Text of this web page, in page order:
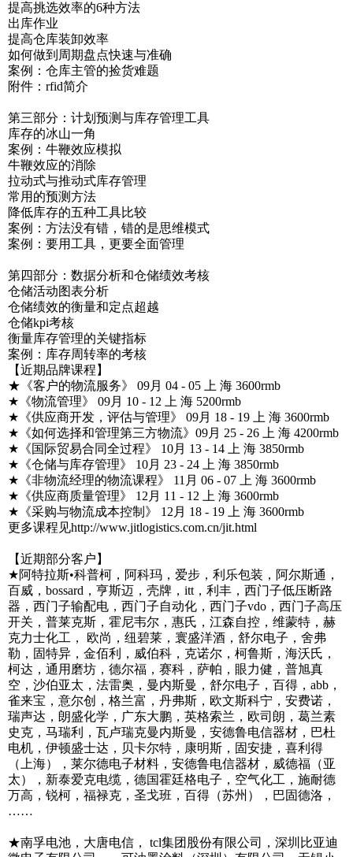
提高挑选效率的6种方法
出库作业
提高仓库装卸效率
如何做到周期盘点快速与准确
案例：仓库主管的捡货难题
附件：rfid简介
第三部分：计划预测与库存管理工具
库存的冰山一角
案例：牛鞭效应模拟
牛鞭效应的消除
拉动式与推动式库存管理
常用的预测方法
降低库存的五种工具比较
案例：方法没有错，错的是思维模式
案例：要用工具，更要全面管理
第四部分：数据分析和仓储绩效考核
仓储活动图表分析
仓储绩效的衡量和定点超越
仓储kpi考核
衡量库存管理的关键指标
案例：库存周转率的考核
【近期品牌课程】
★《客户的物流服务》 09月 04 - 05 上 海 3600rmb
★《物流管理》 09月 10 - 12 上 海 5200rmb
★《供应商开发，评估与管理》 09月 18 - 19 上 海 3600rmb
★《如何选择和管理第三方物流》09月 25 - 26 上 海 4200rmb
★《国际贸易合同全过程》 10月 13 - 14 上 海 3850rmb
★《仓储与库存管理》 10月 23 - 24 上 海 3850rmb
★《非物流经理的物流课程》 11月 06 - 07 上 海 3600rmb
★《供应商质量管理》 12月 11 - 12 上 海 3600rmb
★《采购与物流成本控制》 12月 18 - 19 上 海 3600rmb
更多课程见http://www.jitlogistics.com.cn/jit.html
【近期部分客户】
★阿特拉斯•科普柯，阿科玛，爱步，利乐包装，阿尔斯通，
百威，bossard，亨斯迈，壳牌，itt，利丰，西门子低压断路
器，西门子输配电，西门子自动化，西门子vdo，西门子高压
开关，普莱克斯，霍尼韦尔，惠氏，江森自控，维蒙特，赫
克力士化工， 欧尚，纽碧莱，寰盛洋酒，舒尔电子，舍弗
勒，固特异，金佰利，威伯科，克诺尔，柯鲁斯，海沃氏，
柯达，通用磨坊，德尔福，赛科，萨帕，眼力健，普旭真
空，沙伯亚太，法雷奥，曼内斯曼，舒尔电子，百得，abb，
雀来宝，意尔创，格兰富，丹弗斯，欧文斯科宁，安费诺，
瑞声达，朗盛化学，广东大鹏，英格索兰，欧司朗，葛兰素
史克，马瑞利，瓦卢瑞克曼内斯曼，安德鲁电信器材，巴杜
电机，伊顿盛士达，贝卡尔特，康明斯，固安捷，喜利得
（上海），莱尔德电子材料，安德鲁电信器材，威德福（亚
太），新泰爱克电缆，德国霍廷格电子，空气化工，施耐德
万高，锐柯，福禄克，圣戈班，百得（苏州），巴固德洛，
……
★南孚电池，大唐电信， tcl集团股份有限公司，深圳比亚迪